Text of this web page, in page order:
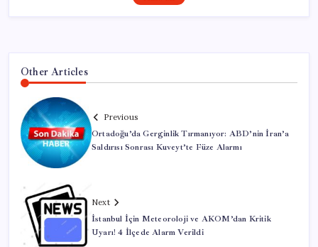
Other Articles
Previous
Ortadoğu’da Gerginlik Tırmanıyor: ABD’nin İran’a
Saldırısı Sonrası Kuveyt’te Füze Alarmı
Next
İstanbul İçin Meteoroloji ve AKOM’dan Kritik
Uyarı! 4 İlçede Alarm Verildi